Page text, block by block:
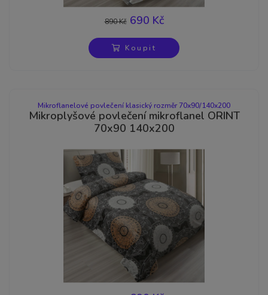
890 Kč690 Kč
Koupit
Mikroflanelové povlečení klasický rozměr 70x90/140x200
Mikroplyšové povlečení mikroflanel ORINT
70x90 140x200